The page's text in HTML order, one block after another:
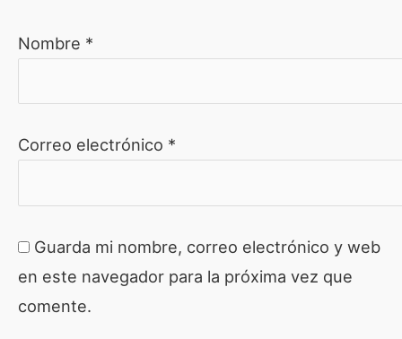
Nombre *
Correo electrónico *
Guarda mi nombre, correo electrónico y web
en este navegador para la próxima vez que
comente.